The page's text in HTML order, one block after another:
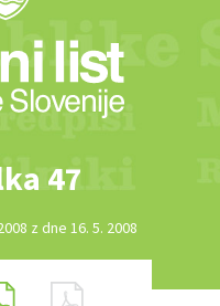
47
z dne 16. 5. 2008